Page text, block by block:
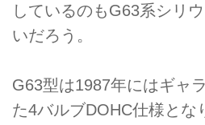
しているのもG63系シリ
いだろう。
G63型は1987年にはギャ
た4バルブDOHC仕様とな